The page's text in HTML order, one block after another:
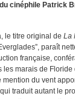
cinéphile Patrick
le titre original de La
paraît
française,
les marais de
mention du vent
traduit autant le